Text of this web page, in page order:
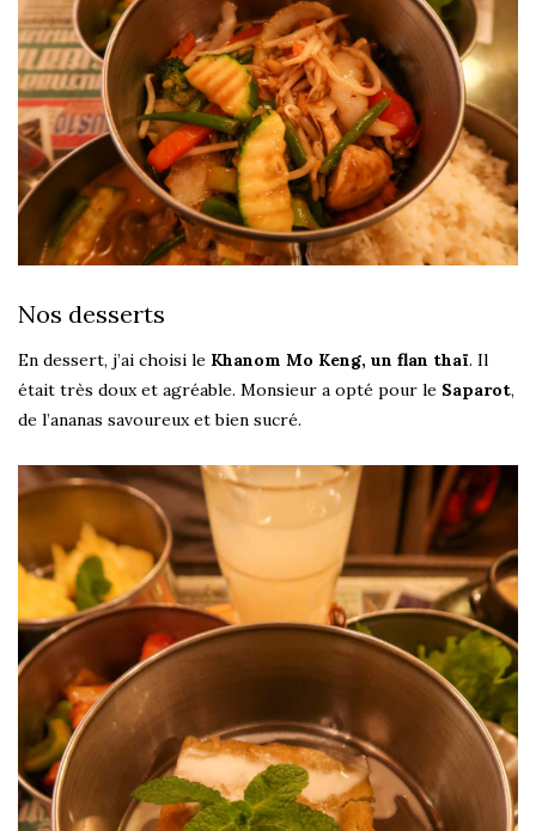
Nos desserts
En dessert, j’ai choisi le Khanom Mo Keng, un flan thaï. Il
était très doux et agréable. Monsieur a opté pour le Saparot,
de l’ananas savoureux et bien sucré.